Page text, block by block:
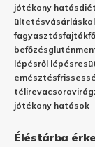
jótékony hatás
ültetésvásárlás
fagyasztásfajták
befőzés
lépésről lépésre
emésztés
télirevacsora
jótékony hatások
Éléstárba